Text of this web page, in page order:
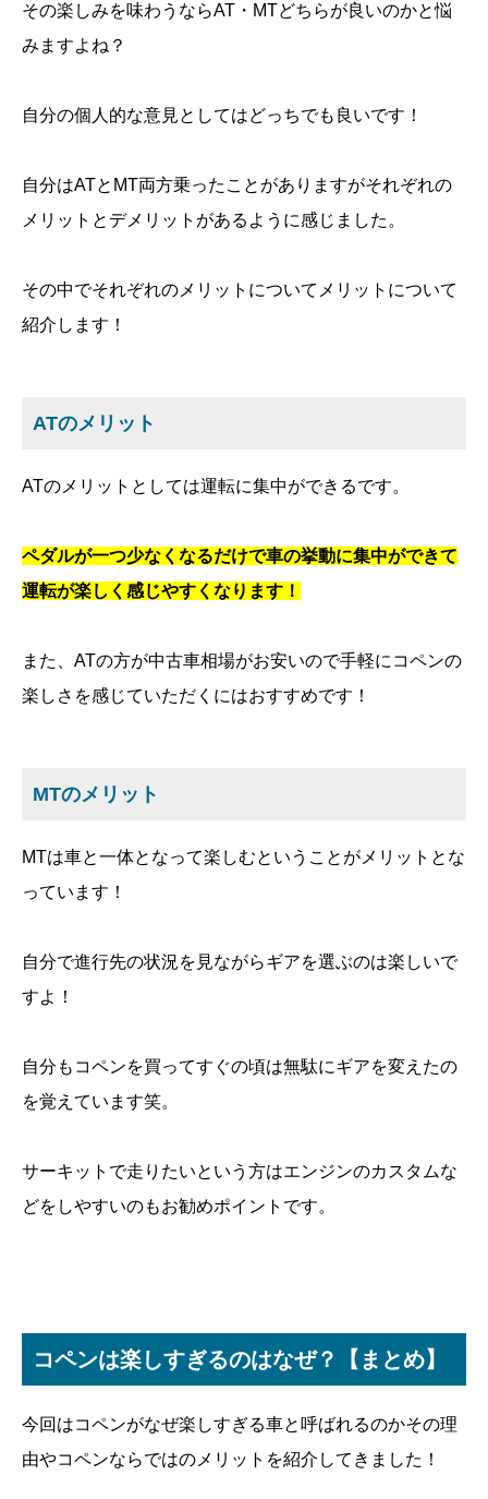
その楽しみを味わうならAT・MTどちらが良いのかと悩
みますよね？
自分の個人的な意見としてはどっちでも良いです！
自分はATとMT両方乗ったことがありますがそれぞれの
メリットとデメリットがあるように感じました。
その中でそれぞれのメリットについてメリットについて
紹介します！
ATのメリット
ATのメリットとしては運転に集中ができるです。
ペダルが一つ少なくなるだけで車の挙動に集中ができて
運転が楽しく感じやすくなります！
また、ATの方が中古車相場がお安いので手軽にコペンの
楽しさを感じていただくにはおすすめです！
MTのメリット
MTは車と一体となって楽しむということがメリットとな
っています！
自分で進行先の状況を見ながらギアを選ぶのは楽しいで
すよ！
自分もコペンを買ってすぐの頃は無駄にギアを変えたの
を覚えています笑。
サーキットで走りたいという方はエンジンのカスタムな
どをしやすいのもお勧めポイントです。
コペンは楽しすぎるのはなぜ？【まとめ】
今回はコペンがなぜ楽しすぎる車と呼ばれるのかその理
由やコペンならではのメリットを紹介してきました！